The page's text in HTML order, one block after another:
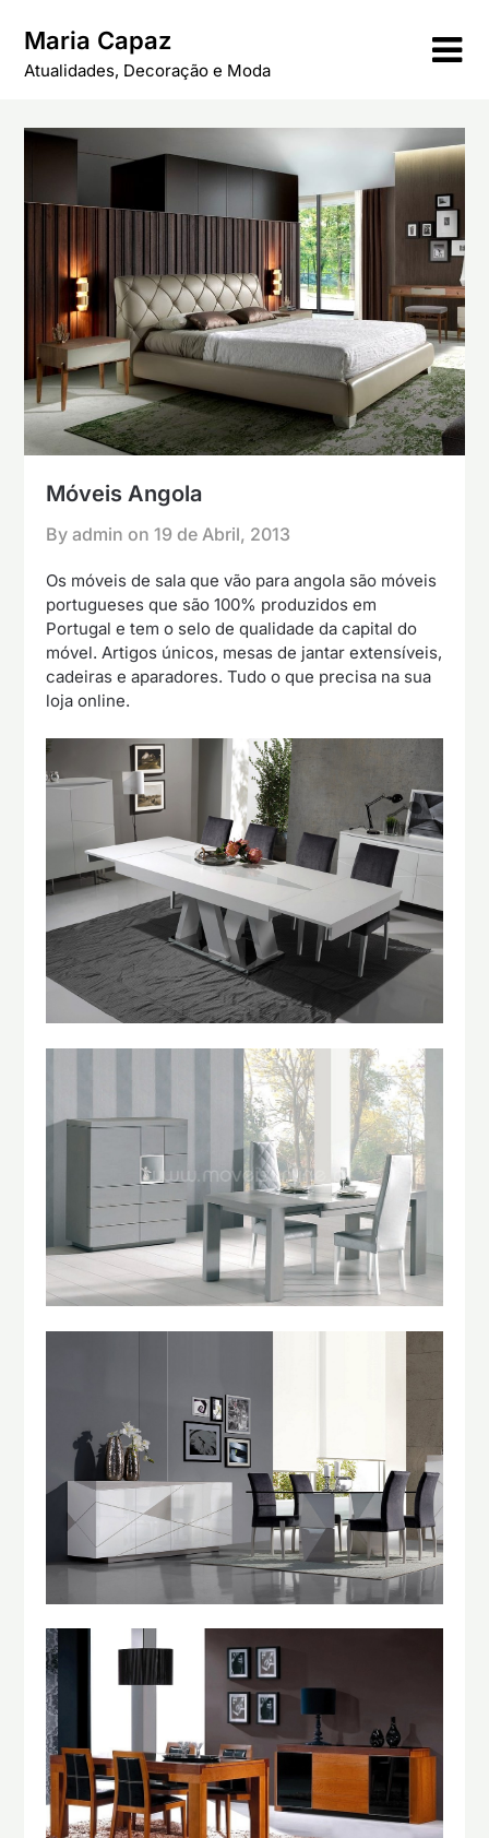
content
Maria Capaz
Atualidades, Decoração e Moda
Móveis Angola
By admin on19 de Abril, 2013
Os móveis de sala que vão para angola são móveis
portugueses que são 100% produzidos em
Portugal e tem o selo de qualidade da capital do
móvel. Artigos únicos, mesas de jantar extensíveis,
cadeiras e aparadores. Tudo o que precisa na sua
loja online.